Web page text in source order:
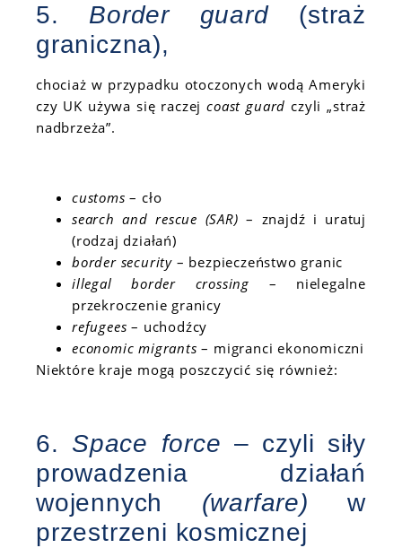
5. Border guard(straż
graniczna),
chociaż w przypadku otoczonych wodą Ameryki
czy UK używa się raczejcoast guard czyli „straż
nadbrzeża”.
customs– cło
search and rescue (SAR)– znajdź i uratuj
(rodzaj działań)
border security – bezpieczeństwo granic
illegal border crossing – nielegalne
przekroczenie granicy
refugees– uchodźcy
economic migrants – migranci ekonomiczni
Niektóre kraje mogą poszczycić się również:
6. Space force – czyli siły
prowadzenia działań
wojennych (warfare) w
przestrzeni kosmicznej